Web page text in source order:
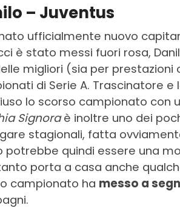
– Juventus
ufficialmente nuovo
è stato messi fuori rosa,
migliori (sia per
di Serie A. Trascinatore
lo scorso campionato con
Signoraè inoltre uno dei
stagionali, fatta
potrebbe quindi essere una
porta a casa anche
campionato ha messo a